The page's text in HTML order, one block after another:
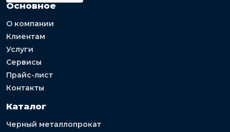
Основное
О компании
Клиентам
Услуги
Сервисы
Прайс-лист
Контакты
Каталог
Черный металлопрокат